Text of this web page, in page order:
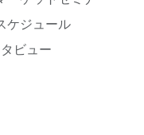
ケジュール
ビュー